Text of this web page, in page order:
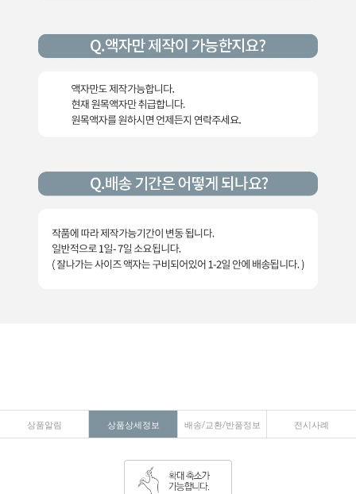
상품알림 상품상세정보 배송/교환/반품정보 전시사례